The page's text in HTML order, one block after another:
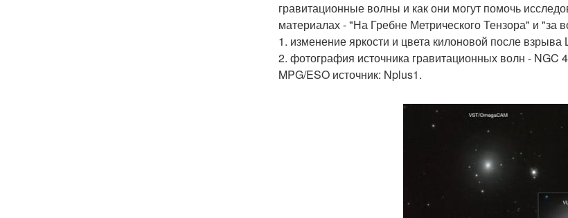
гравитационные волны и как они могут помочь
материалах - "На Гребне Метрического Тензора" и "за
1. изменение яркости и цвета килоновой после взрыва
2. фотография источника гравитационных волн -
MPG/ESO источник: Nplus1.